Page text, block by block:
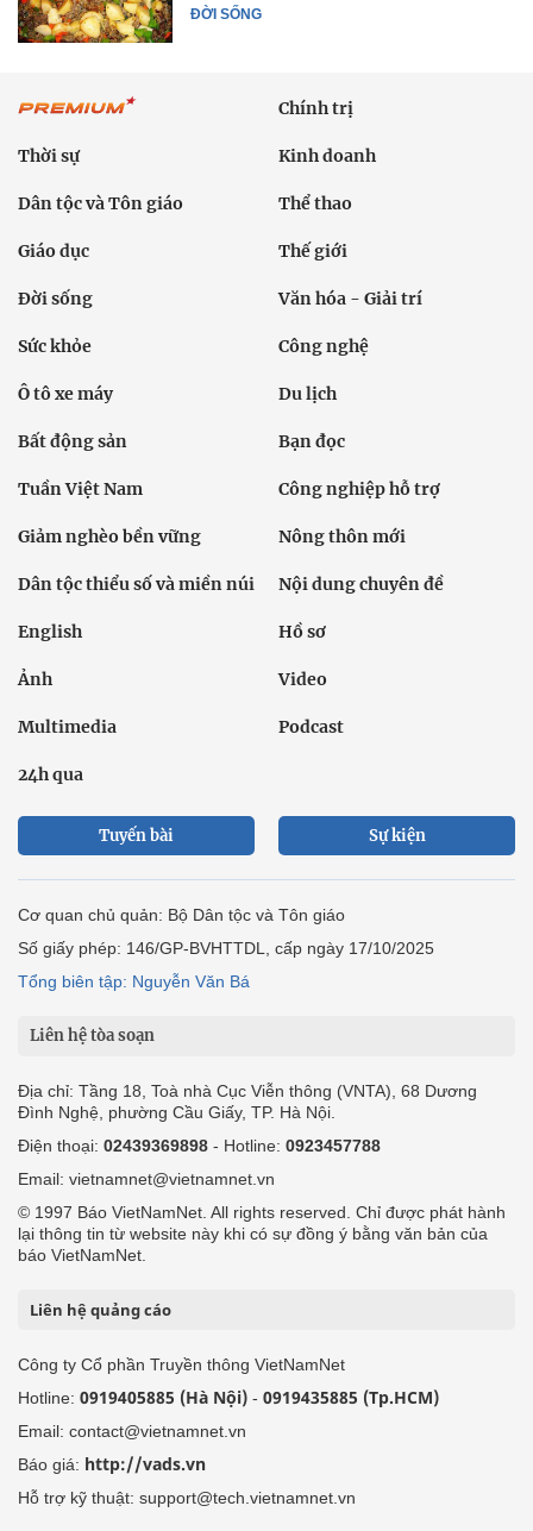
ĐỜI SỐNG
Chính trị
Thời sự Kinh doanh
Dân tộc và Tôn giáo Thể thao
Giáo dục Thế giới
Đời sống Văn hóa - Giải trí
Sức khỏe Công nghệ
Ô tô xe máy Du lịch
Bất động sản Bạn đọc
Tuần Việt Nam Công nghiệp hỗ trợ
Giảm nghèo bền vững Nông thôn mới
Dân tộc thiểu số và miền núi Nội dung chuyên đề
English Hồ sơ
Ảnh Video
Multimedia Podcast
24h qua
Tuyến bài Sự kiện
Cơ quan chủ quản: Bộ Dân tộc và Tôn giáo
Số giấy phép: 146/GP-BVHTTDL, cấp ngày 17/10/2025
Tổng biên tập: Nguyễn Văn Bá
Liên hệ tòa soạn
Địa chỉ: Tầng 18, Toà nhà Cục Viễn thông (VNTA), 68 Dương
Đình Nghệ, phường Cầu Giấy, TP. Hà Nội.
Điện thoại: 02439369898 - Hotline: 0923457788
Email: vietnamnet@vietnamnet.vn
© 1997 Báo VietNamNet. All rights reserved. Chỉ được phát hành
lại thông tin từ website này khi có sự đồng ý bằng văn bản của
báo VietNamNet.
Liên hệ quảng cáo
Công ty Cổ phần Truyền thông VietNamNet
Hotline: 0919405885 (Hà Nội) - 0919435885 (Tp.HCM)
Email: contact@vietnamnet.vn
Báo giá: http://vads.vn
Hỗ trợ kỹ thuật: support@tech.vietnamnet.vn